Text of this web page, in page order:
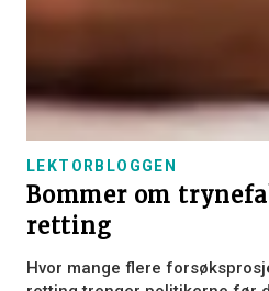
LEKTORBLOGGEN
Bommer om
retting
Hvor mange flere